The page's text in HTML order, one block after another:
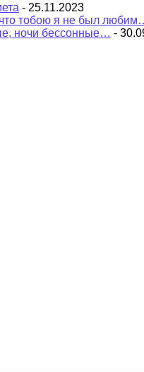
- 25.11.2023
тобою я не был
ночи бессонные… -